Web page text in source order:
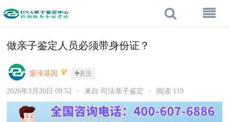
做亲子鉴定人员必须带身份证？
盛泽基因 关注
2026年3月20日 09:52 • 来自:司法亲子鉴定 • 阅读 119